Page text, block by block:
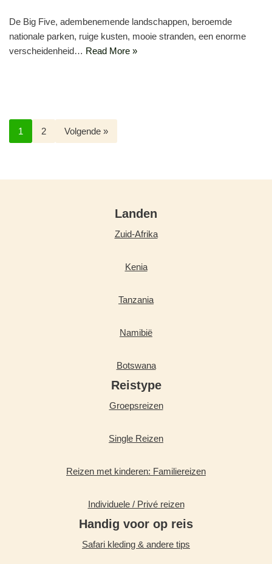
De Big Five, adembenemende landschappen, beroemde
nationale parken, ruige kusten, mooie stranden, een enorme
verscheidenheid… Read More »
1 2 Volgende »
Landen
Zuid-Afrika
Kenia
Tanzania
Namibië
Botswana
Reistype
Groepsreizen
Single Reizen
Reizen met kinderen: Familiereizen
Individuele / Privé reizen
Handig voor op reis
Safari kleding & andere tips